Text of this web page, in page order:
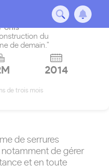
Unis
du
de demain."
2014
de trois mois
de serrures
de gérer
et en toute